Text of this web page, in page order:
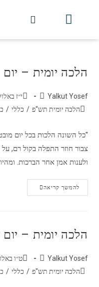
הלכה יומית –
Yalkut Yosef
י״ז באלול
הלכה יומית תש"פ / כללי /
"כל השונה הלכות בכל יום
צבור חוזר התפלה בקול רם, על
ולענות אמן אחר הברכות.
להמשך קריאה
הלכה יומית –
Yalkut Yosef
ט״ו באלול
הלכה יומית תש"פ / כללי /